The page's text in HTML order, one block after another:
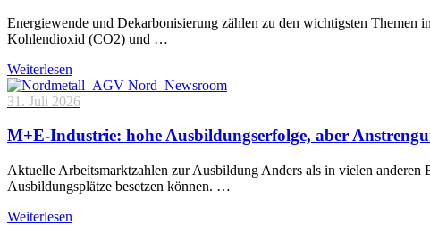
Energiewende und Dekarbonisierung zählen zu den wichtigsten
Kohlendioxid (CO2) und …
Weiterlesen
31. Juli 2026
M+E-Industrie: hohe Ausbildungserfolge, aber
Aktuelle Arbeitsmarktzahlen zur Ausbildung Anders als in vielen
Ausbildungsplätze besetzen können. …
Weiterlesen